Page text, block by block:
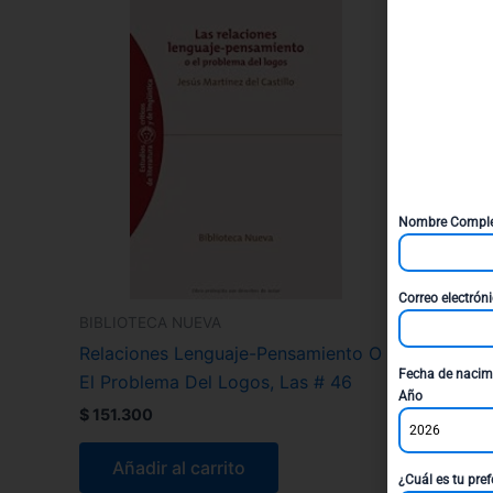
BIBLIOTECA NUEVA
Relaciones Lenguaje-Pensamiento O
El Problema Del Logos, Las # 46
$ 151.300
Añadir al carrito
Nombre
Correo
Fecha de
Año
2026
¿Cuál es tu